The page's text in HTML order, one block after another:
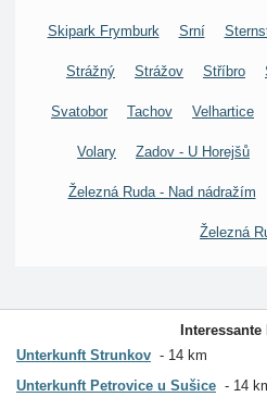
Skipark Frymburk Srní
Strážný Strážov Stříbro
Svatobor Tachov Velhartice
Volary Zadov - U Horejšů
Železná Ruda - Nad nádražím
Železná
Unterkunft Strunkov
14 km
Unterkunft Petrovice u Sušice
14